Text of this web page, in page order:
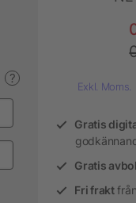
?
Exkl. Moms.
Gratis
Gratis
Fri frakt